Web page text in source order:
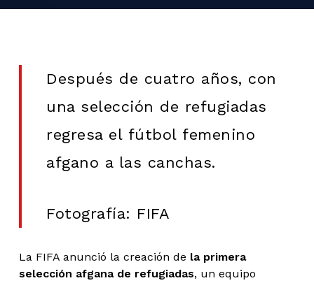
Después de cuatro años, con
una selección de refugiadas
regresa el fútbol femenino
afgano a las canchas.
Fotografía: FIFA
La FIFA anunció la creación de la primera
selección afgana de refugiadas, un equipo